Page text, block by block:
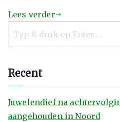
Lees verder
Recent
Juwelendief na
aangehouden in Noord